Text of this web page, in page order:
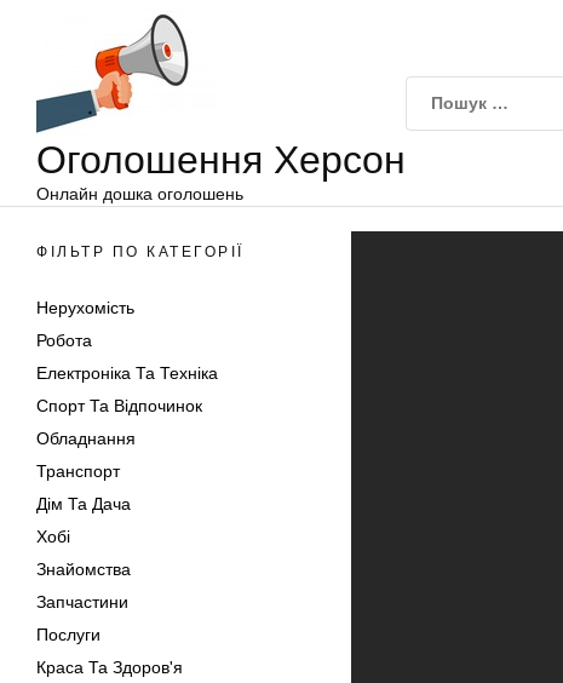
Оголошення Херсон
Онлайн дошка оголошень
ФІЛЬТР ПО КАТЕГОРІЇ
Нерухомість
Робота
Електроніка Та Техніка
Спорт Та Відпочинок
Обладнання
Транспорт
Дім Та Дача
Хобі
Знайомства
Запчастини
Послуги
Краса Та Здоров'я